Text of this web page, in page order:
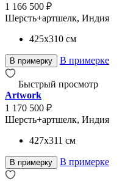
1 166 500 ₽
Шерсть+артшелк, Индия
425x310 см
В примерку В примерке
Быстрый просмотр
Artwork
1 170 500 ₽
Шерсть+артшелк, Индия
427x311 см
В примерку В примерке